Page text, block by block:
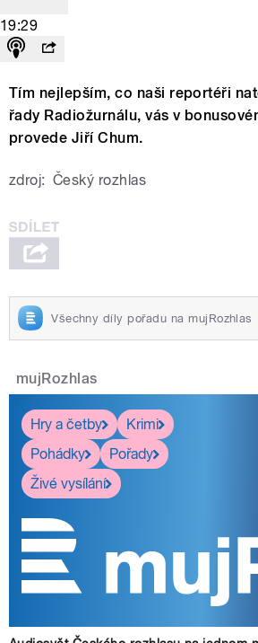
19:29
Tím nejlepším, co naši reportéři
řady Radiožurnálu, vás v
provede Jiří Chum.
zdroj: Český rozhlas
Všechny díly pořadu na mujRozhlas
mujRozhlas
Hry a četby
Krimi
Pohádky
Pořady
Živé vysílání